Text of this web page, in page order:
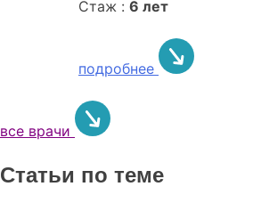
Стаж : 6 лет
подробнее
все врачи
Статьи по теме